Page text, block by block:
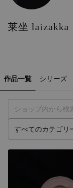
莱坐 laizakka
作品一覧 シリーズ